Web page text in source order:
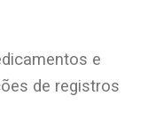
e
de registros